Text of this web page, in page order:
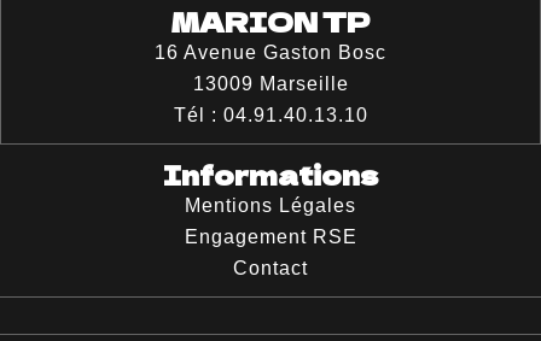
MARION TP
16 Avenue Gaston Bosc
13009 Marseille
Tél : 04.91.40.13.10
Informations
Mentions Légales
Engagement RSE
Contact